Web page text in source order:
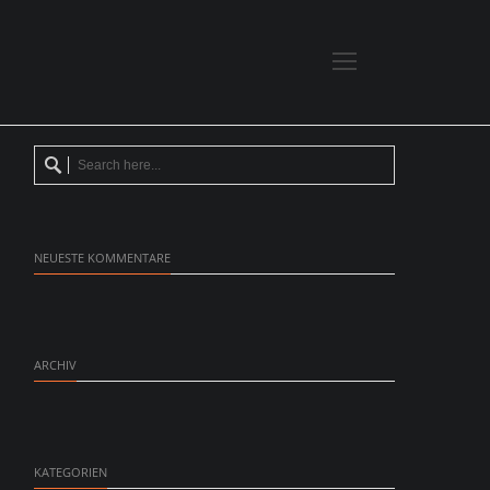
NEUESTE KOMMENTARE
ARCHIV
KATEGORIEN